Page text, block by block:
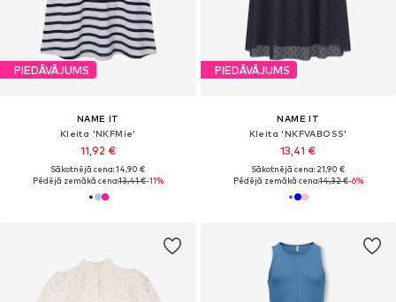
PIEDĀVĀJUMS
NAME IT
Kleita 'NKFMie'
11,92 €
Sākotnējā cena: 14,90 €
Pēdējā zemākā cena:13,41 €-11%
PIEDĀVĀJUMS
NAME IT
Kleita 'NKFVABOSS'
13,41 €
Sākotnējā cena: 21,90 €
Pēdējā zemākā cena:14,32 €-6%